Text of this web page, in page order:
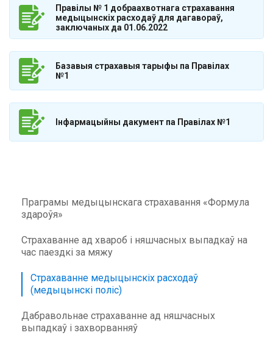
Правілы № 1 добраахвотнага страхавання
медыцынскіх расходаў для дагавораў,
заключаных да 01.06.2022
Базавыя страхавыя тарыфы па Правілах
№1
Інфармацыйны дакумент па Правілах №1
Праграмы медыцынскага страхавання «Формула
здароўя»
Страхаванне ад хвароб і няшчасных выпадкаў на
час паездкі за мяжу
Страхаванне медыцынскіх расходаў
(медыцынскі поліс)
Дабравольнае страхаванне ад няшчасных
выпадкаў і захворванняў